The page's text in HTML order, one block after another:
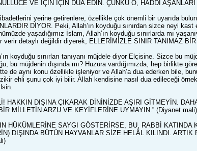
VE İÇİN İÇİN DUA EDİN. ÇÜNKÜ O, HADDİ
yerine getirenlere, özellikle çok önemli bir uyarıda
DİYOR. Peki, Allah’ın koyduğu sınırdan sizce neyi kast
yaşadığımız İslam, Allah’ın koyduğu sınırlarda mı
verir detaylı değildir diyerek, ELLERİMİZLE SINIR TANIMAZ
koyduğu sınırları tanıyanı müjdele diyor Elçisine. Sizce bu
bu müjdenin dışında mı? Huzura vardığımızda, hep birlikte
de aynı konu özellikle işleniyor ve Allah’a dua ederken bile,
ehli şunu çok iyi bilir. Allah kendisine nasıl dua edileceği
HAKKIN DIŞINA ÇIKARAK DİNİNİZDE AŞIRI GİTMEYİN.
MİLLETİN ARZU VE KEYİFLERİNE UYMAYIN.” (Diyanet mali)
HÜKÜMLERİNE SAYGI GÖSTERİRSE, BU, RABBİ
DIŞINDA BÜTÜN HAYVANLAR SİZE HELÂL KILINDI.